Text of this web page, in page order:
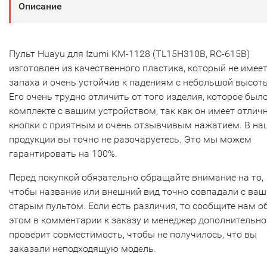
Описание
Пульт Huayu для Izumi KM-1128 (TL15H310B, RC-615B)
изготовлен из качественного пластика, который не имеет
запаха и очень устойчив к падениям с небольшой
Его очень трудно отличить от того изделия, которое
комплекте с вашим устройством, так как он имеет
кнопки с приятным и очень отзывчивым нажатием. В
продукции вы точно не разочаруетесь. Это мы можем
гарантировать на 100%.
Перед покупкой обязательно обращайте внимание на то,
чтобы название или внешний вид точно совпадали с
старым пультом. Если есть различия, то сообщите нам
этом в комментарии к заказу и менеджер дополнительно
проверит совместимость, чтобы не получилось, что вы
заказали неподходящую модель.